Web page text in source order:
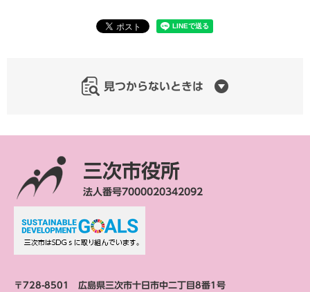
見つからないときは
三次市役所
法人番号7000020342092
〒728-8501 広島県三次市十日市中二丁目8番1号